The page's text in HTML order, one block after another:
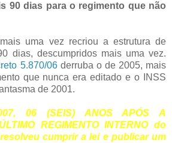
90 dias para o regimento que não
mais uma vez recriou a estrutura de
dias, descumpridos mais uma vez.
5.870/06 derruba o de 2005, mais
que nunca era editado e o INSS
de 2001.
06 (SEIS) ANOS APÓS A
REGIMENTO INTERNO do
cumprir a lei e publicar um